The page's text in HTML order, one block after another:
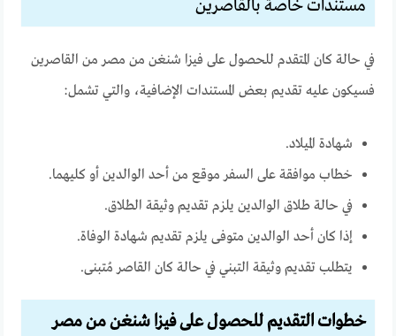
مستندات خاصة بالقاصرين
في حالة كان المتقدم للحصول على فيزا شنغن من مصر من القاصرين
فسيكون عليه تقديم بعض المستندات الإضافية، والتي تشمل:
شهادة الميلاد.
خطاب موافقة على السفر موقع من أحد الوالدين أو كليهما.
في حالة طلاق الوالدين يلزم تقديم وثيقة الطلاق.
إذا كان أحد الوالدين متوفى يلزم تقديم شهادة الوفاة.
يتطلب تقديم وثيقة التبني في حالة كان القاصر مُتبنى.
خطوات التقديم للحصول على فيزا شنغن من مصر